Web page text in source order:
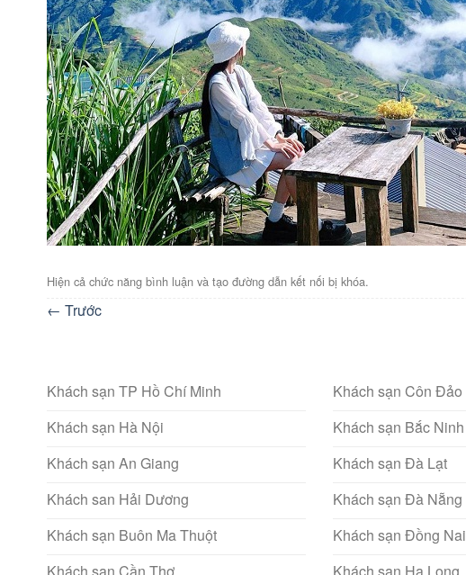
Hiện cả chức năng bình luận và tạo đường dẫn kết nối bị khóa.
← Trước
Khách sạn TP Hồ Chí Minh
Khách sạn Hà Nội
Khách sạn An Giang
Khách san Hải Dương
Khách sạn Buôn Ma Thuột
Khách sạn Cần Thơ
Khách sạn Côn Đảo
Khách sạn Bắc Ninh
Khách sạn Đà Lạt
Khách sạn Đà Nẵng
Khách sạn Đồng Nai
Khách sạn Hạ Long